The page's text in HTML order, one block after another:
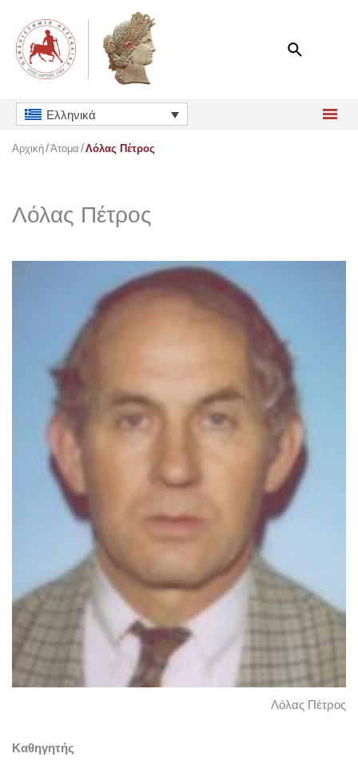
περιεχόμενο
Ελληνικά
Αρχική Άτομα Λόλας Πέτρος
Λόλας Πέτρος
Λόλας Πέτρος
Καθηγητής